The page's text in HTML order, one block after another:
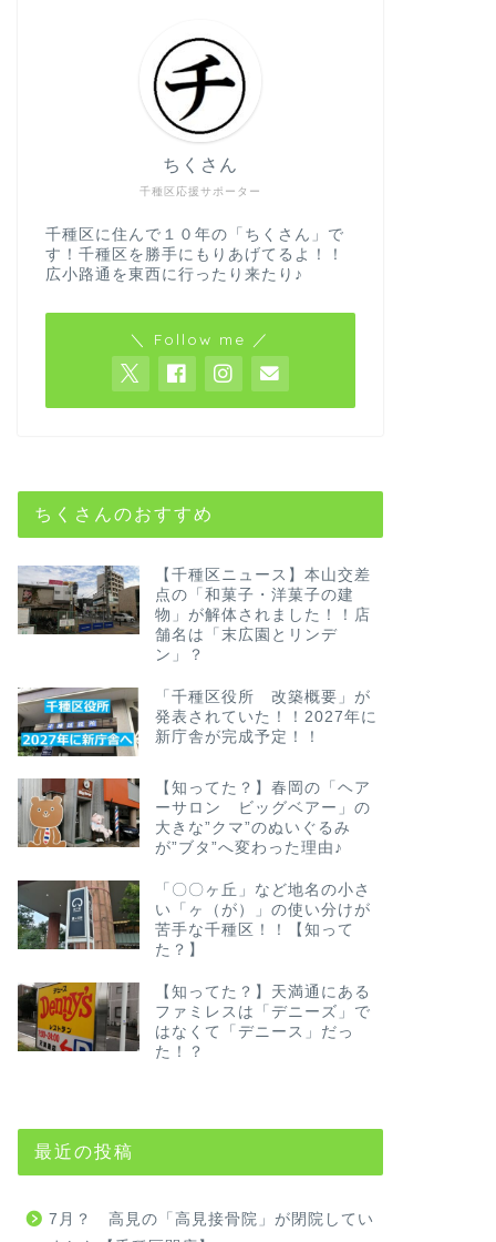
千種区応援サポーター
ちくさん
千種区に住んで１０年の「ちくさん」で
す！千種区を勝手にもりあげてるよ！！
広小路通を東西に行ったり来たり♪
＼ Follow me ／
ちくさんのおすすめ
【千種区ニュース】本山交差
点の「和菓子・洋菓子の建
物」が解体されました！！店
舗名は「末広園とリンデ
ン」？
「千種区役所 改築概要」が
発表されていた！！2027年に
新庁舎が完成予定！！
【知ってた？】春岡の「ヘア
ーサロン ビッグベアー」の
大きな”クマ”のぬいぐるみ
が”ブタ”へ変わった理由♪
「〇〇ヶ丘」など地名の小さ
い「ヶ（が）」の使い分けが
苦手な千種区！！【知って
た？】
【知ってた？】天満通にある
ファミレスは「デニーズ」で
はなくて「デニース」だっ
た！？
最近の投稿
7月？ 高見の「高見接骨院」が閉院してい